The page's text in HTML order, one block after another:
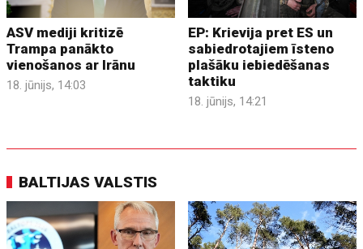
ASV mediji kritizē
Trampa panākto
vienošanos ar Irānu
18. jūnijs, 14:03
EP: Krievija pret ES un
sabiedrotajiem īsteno
plašāku iebiedēšanas
taktiku
18. jūnijs, 14:21
BALTIJAS VALSTIS